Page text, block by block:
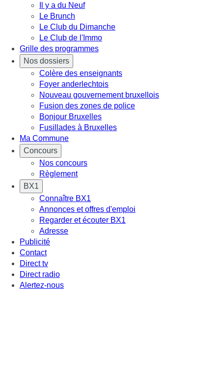
Il y a du Neuf
Le Brunch
Le Club du Dimanche
Le Club de l'Immo
Grille des programmes
Nos dossiers
Colère des enseignants
Foyer anderlechtois
Nouveau gouvernement bruxellois
Fusion des zones de police
Bonjour Bruxelles
Fusillades à Bruxelles
Ma Commune
Concours
Nos concours
Règlement
BX1
Connaître BX1
Annonces et offres d'emploi
Regarder et écouter BX1
Adresse
Publicité
Contact
Direct tv
Direct radio
Alertez-nous